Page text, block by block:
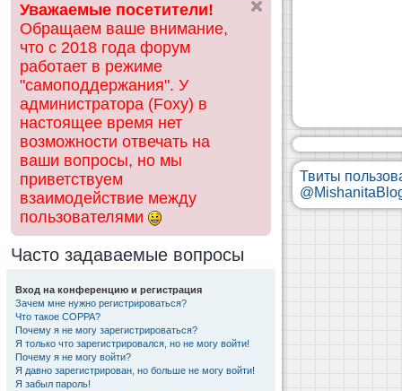
ск
Уважаемые посетители!
Обращаем ваше внимание,
что с 2018 года форум
работает в режиме
"самоподдержания". У
администратора (Foxy) в
настоящее время нет
возможности отвечать на
ваши вопросы, но мы
приветствуем
взаимодействие между
пользователями
Часто задаваемые вопросы
Вход на конференцию и регистрация
Зачем мне нужно регистрироваться?
Что такое COPPA?
Почему я не могу зарегистрироваться?
Я только что зарегистрировался, но не могу войти!
Почему я не могу войти?
Я давно зарегистрирован, но больше не могу войти!
Я забыл пароль!
Твиты